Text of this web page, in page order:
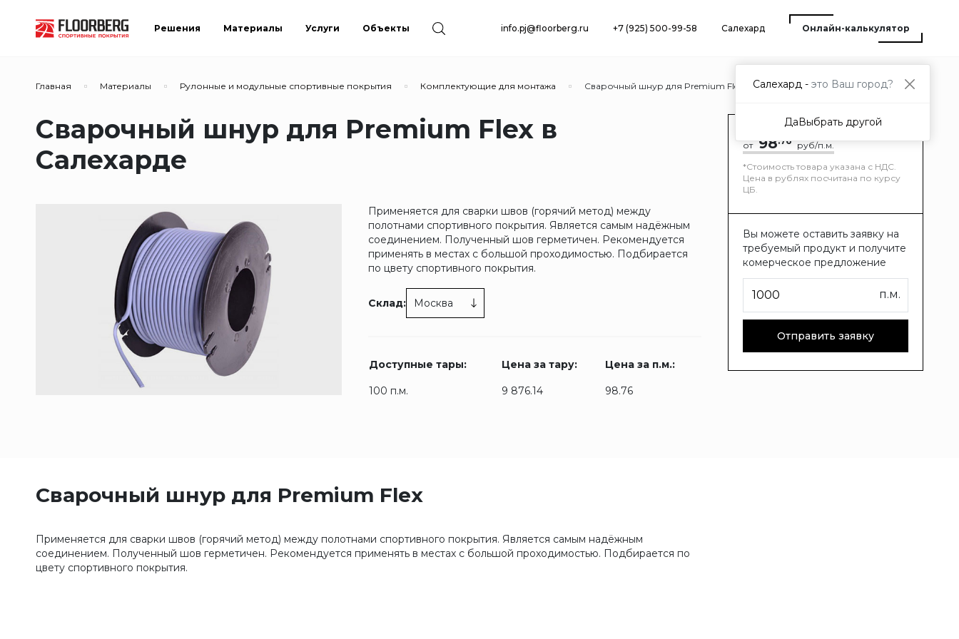
Решения Материалы Услуги Объекты info.pj@floorberg.ru +7 (925) 500-99-58 Салехард Онлайн-калькулятор
Главная Материалы Рулонные и модульные спортивные покрытия Комплектующие для монтажа Сварочный шнур для Premium Flex
Сварочный шнур для Premium Flex в
Салехарде
Применяется для сварки швов (горячий метод) между
полотнами спортивного покрытия. Является самым надёжным
соединением. Полученный шов герметичен. Рекомендуется
применять в местах с большой проходимостью. Подбирается
по цвету спортивного покрытия.
Склад: Москва
Доступные тары: Цена за тару: Цена за п.м.:
100 п.м. 9 876.14 98.76
от 98.76 руб/п.м.
*Стоимость товара указана с НДС.
Цена в рублях посчитана по курсу
ЦБ.
Вы можете оставить заявку на
требуемый продукт и получите
комерческое предложение
п.м.
Отправить заявку
Сварочный шнур для Premium Flex
Применяется для сварки швов (горячий метод) между полотнами спортивного покрытия. Является самым надёжным
соединением. Полученный шов герметичен. Рекомендуется применять в местах с большой проходимостью. Подбирается по
цвету спортивного покрытия.
Салехард - это Ваш город?
ДаВыбрать другой